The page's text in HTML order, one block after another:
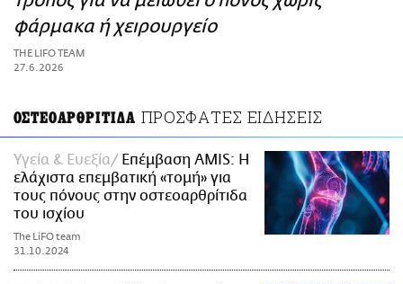
ΑΜΠΑ
PRINT
φάρμακα ή χειρουργείο
THE LIFO TEAM
27.6.2026
ΟΣΤΕΟΑΡΘΡΙΤΙΔΑ ΠΡΟΣΦΑΤΕΣ ΕΙΔΗΣΕΙΣ
Υγεία & Ευεξία
Επέμβαση AMIS: Η
ελάχιστα επεμβατική «τομή» για
τους πόνους στην οστεοαρθρίτιδα
του ισχίου
The LiFO team
31.10.2024